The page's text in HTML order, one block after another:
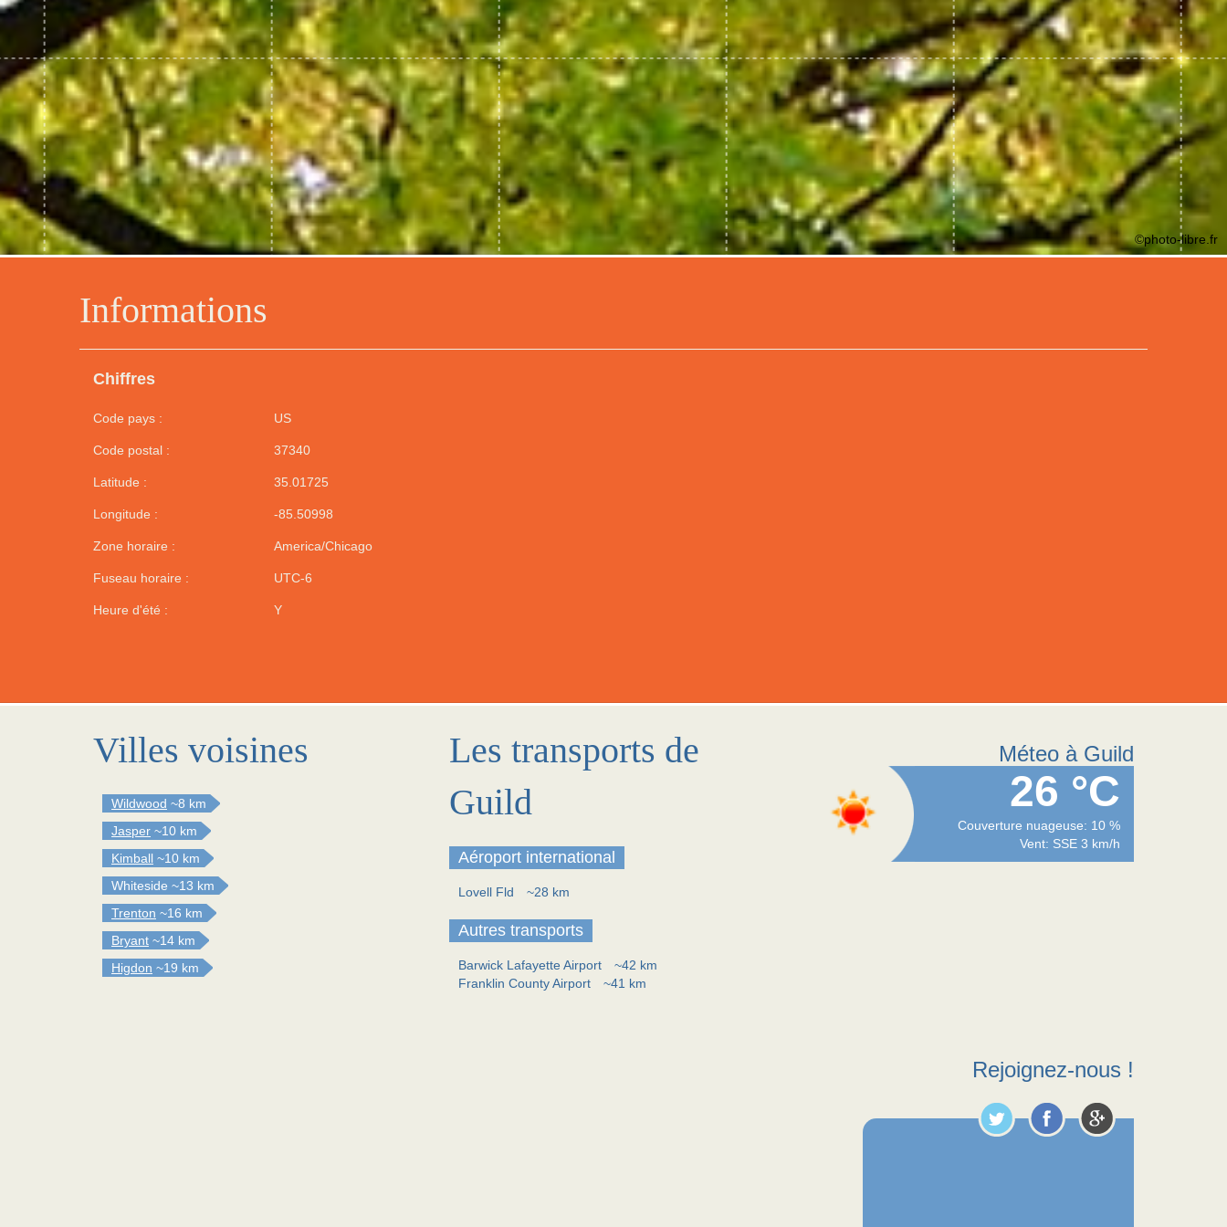
Informations
Chiffres
Code pays : US
Code postal : 37340
Latitude : 35.01725
Longitude : -85.50998
Zone horaire : America/Chicago
Fuseau horaire : UTC-6
Heure d'été : Y
©photo-libre.fr
Villes voisines
Wildwood ~8 km
Jasper ~10 km
Kimball ~10 km
Whiteside ~13 km
Trenton ~16 km
Bryant ~14 km
Higdon ~19 km
Les transports de
Guild
Aéroport international
Lovell Fld ~28 km
Autres transports
Barwick Lafayette Airport
~42 km
Franklin County Airport
~41 km
Méteo à Guild
26 °C
Couverture nuageuse: 10 %
Vent: SSE 3 km/h
Rejoignez-nous !